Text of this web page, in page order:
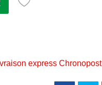
express Chronopost